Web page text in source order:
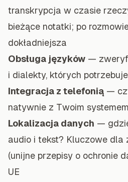
transkrypcja w czasie
bieżące notatki; po
dokładniejsza
Obsługa języków —
i dialekty, których
Integracja z telefonią —
natywnie z Twoim
Lokalizacja danych —
audio i tekst? Kluczowe dla
(unijne przepisy o ochronie
UE